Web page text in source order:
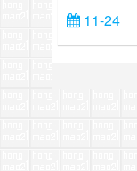
我无地自容
是R、I、G、
one，two。
11-24